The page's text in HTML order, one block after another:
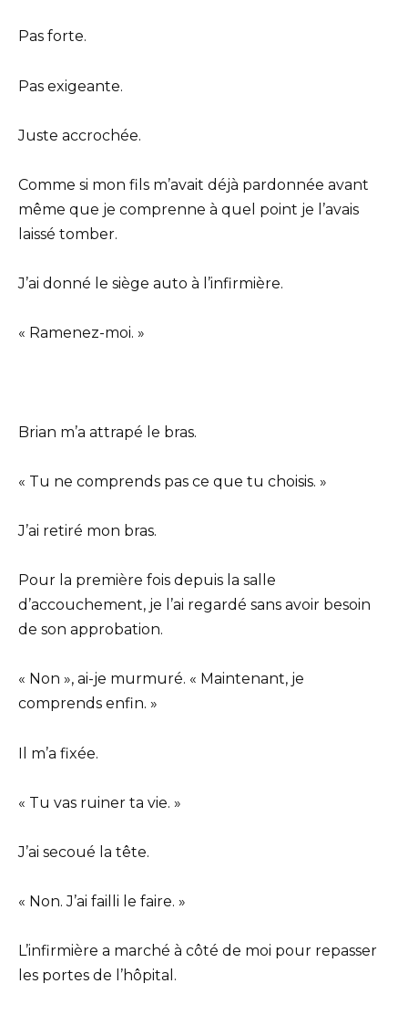
Pas forte.
Pas exigeante.
Juste accrochée.
Comme si mon fils m’avait déjà pardonnée avant
même que je comprenne à quel point je l’avais
laissé tomber.
J’ai donné le siège auto à l’infirmière.
« Ramenez-moi. »
Brian m’a attrapé le bras.
« Tu ne comprends pas ce que tu choisis. »
J’ai retiré mon bras.
Pour la première fois depuis la salle
d’accouchement, je l’ai regardé sans avoir besoin
de son approbation.
« Non », ai-je murmuré. « Maintenant, je
comprends enfin. »
Il m’a fixée.
« Tu vas ruiner ta vie. »
J’ai secoué la tête.
« Non. J’ai failli le faire. »
L’infirmière a marché à côté de moi pour repasser
les portes de l’hôpital.